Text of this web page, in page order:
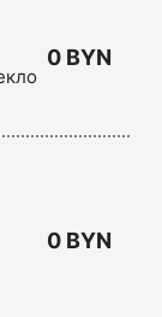
0 BYN
0 BYN